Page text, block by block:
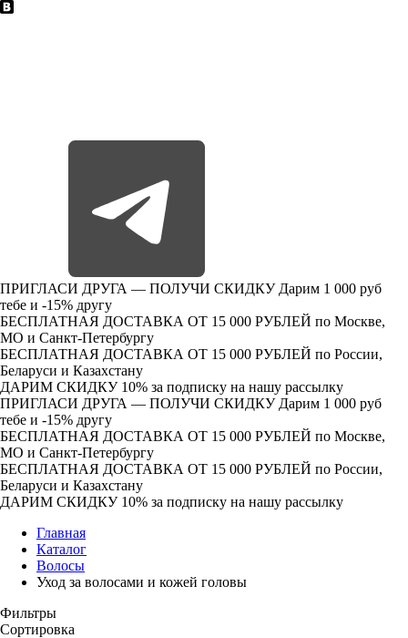
ПРИГЛАСИ ДРУГА — ПОЛУЧИ СКИДКУ Дарим 1 000 руб
тебе и -15% другу
БЕСПЛАТНАЯ ДОСТАВКА ОТ 15 000 РУБЛЕЙ по Москве,
МО и Санкт-Петербургу
БЕСПЛАТНАЯ ДОСТАВКА ОТ 15 000 РУБЛЕЙ по России,
Беларуси и Казахстану
ДАРИМ СКИДКУ 10% за подписку на нашу рассылку
ПРИГЛАСИ ДРУГА — ПОЛУЧИ СКИДКУ Дарим 1 000 руб
тебе и -15% другу
БЕСПЛАТНАЯ ДОСТАВКА ОТ 15 000 РУБЛЕЙ по Москве,
МО и Санкт-Петербургу
БЕСПЛАТНАЯ ДОСТАВКА ОТ 15 000 РУБЛЕЙ по России,
Беларуси и Казахстану
ДАРИМ СКИДКУ 10% за подписку на нашу рассылку
Главная
Каталог
Волосы
Уход за волосами и кожей головы
Фильтры
Сортировка